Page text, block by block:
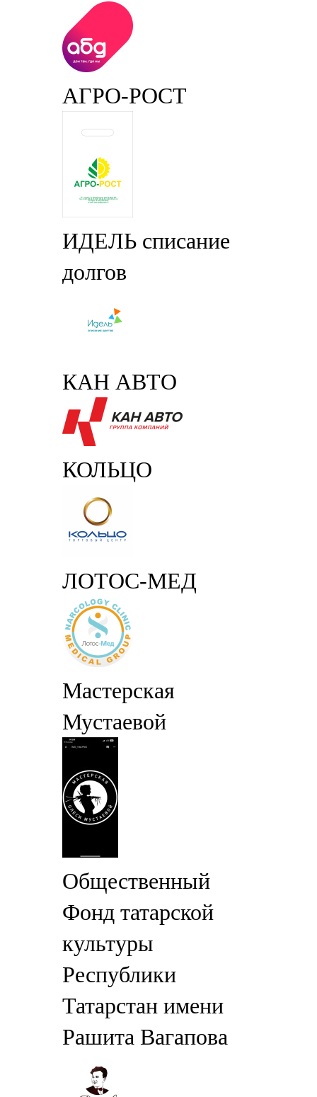
АГРО-РОСТ
ИДЕЛЬ списание
долгов
КАН АВТО
КОЛЬЦО
ЛОТОС-МЕД
Мастерская
Мустаевой
Общественный
Фонд татарской
культуры
Республики
Татарстан имени
Рашита Вагапова